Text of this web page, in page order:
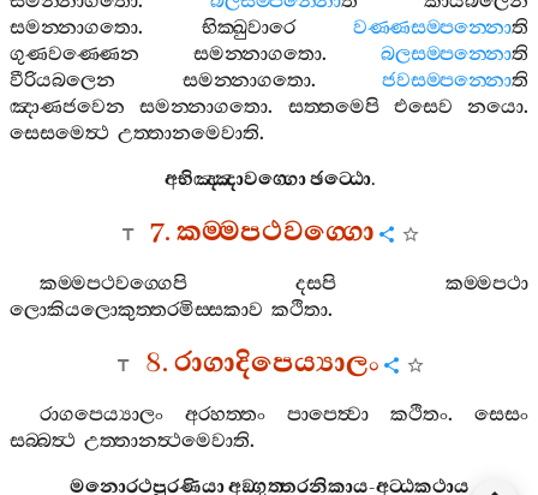
සමන‍්නාගතො. භික‍්ඛුවාරෙ වණ‍්ණසම‍්පන‍්නොති
ගුණවණ‍්ණෙන
සමන‍්නාගතො. බලසම‍්පන‍්නොති
වීරියබලෙන
සමන‍්නාගතො. ජවසම‍්පන‍්නොති
ඤාණජවෙන
සමන‍්නාගතො. සත‍්තමෙපි එසෙව නයො.
සෙසමෙත්‍ථ උත‍්තානමෙවාති.
අභිඤ‍්ඤාවග‍්ගොඡට‍්ඨො.
7.කම‍්මපථවග‍්ගො
කම‍්මපථවග‍්ගෙපි දසපි
කම‍්මපථා
ලොකියලොකුත‍්තරමිස‍්සකාව කථිතා.
8.රාගාදිපෙය්‍යාලං
රාගපෙය්‍යාලං අරහත‍්තං පාපෙත්‍වා කථිතං. සෙසං
සබ‍්බත්‍ථ උත‍්තානත්‍ථමෙවාති.
මනොරථපූරණියාඅඞ‍්ගුත‍්තරනිකාය-අට‍්ඨකථාය